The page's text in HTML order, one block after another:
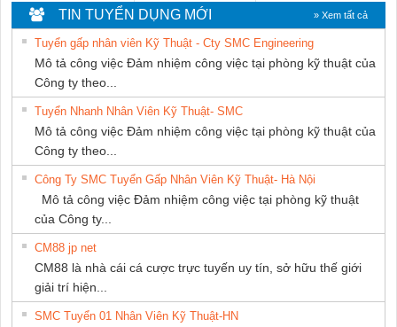
CÁP ĐIỆN
THƯỢNG ĐÌNH
HƯNG
DỊCH VỤ KỸ
THUẬT ĐIỆN CƠ
GIA HƯNG
PHÁT
TIN TUYỂN DỤNG MỚI » Xem tất cả
Tuyển gấp nhân viên Kỹ Thuật - Cty SMC Engineering
Mô tả công việc Đảm nhiệm công việc tại phòng kỹ thuật của
Công ty theo...
Tuyển Nhanh Nhân Viên Kỹ Thuật- SMC
Mô tả công việc Đảm nhiệm công việc tại phòng kỹ thuật của
Công ty theo...
Công Ty SMC Tuyển Gấp Nhân Viên Kỹ Thuật- Hà Nội
Mô tả công việc Đảm nhiệm công việc tại phòng kỹ thuật
của Công ty...
CM88 jp net
CM88 là nhà cái cá cược trực tuyến uy tín, sở hữu thế giới
giải trí hiện...
SMC Tuyển 01 Nhân Viên Kỹ Thuật-HN